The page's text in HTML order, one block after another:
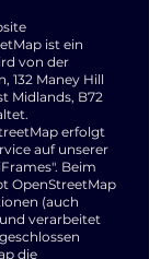
ist ein
von der
132 Maney Hill
Midlands, B72
erfolgt
auf unserer
Beim
OpenStreetMap
(auch
verarbeitet
die